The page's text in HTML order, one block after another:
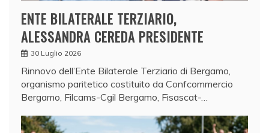
ENTE BILATERALE TERZIARIO,
ALESSANDRA CEREDA PRESIDENTE
30 Luglio 2026
Rinnovo dell’Ente Bilaterale Terziario di Bergamo,
organismo paritetico costituito da Confcommercio
Bergamo, Filcams-Cgil Bergamo, Fisascat-…